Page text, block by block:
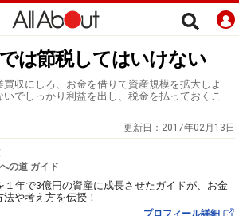
は節税してはいけない
収にしろ、お金を借りて資産規模を拡大しよ
でしっかり利益を出し、税金を払っておくこ
更新日： 2017年02月13日
の道 ガイド
１年で3億円の資産に成長させたガイドが、お金
や考え方を伝授！
プロフィール詳細